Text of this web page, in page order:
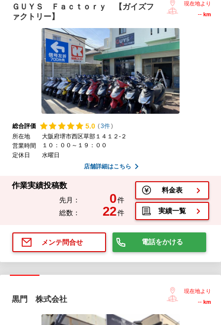
ＧＵＹＳ Ｆａｃｔｏｒｙ 【ガイズフ
ァクトリー】
現在地より
-- km
総合評価 5.0 (3件)
所在地
大阪府堺市西区草部１４１２-２
営業時間
１０：００～１９：００
定休日
水曜日
店舗詳細はこちら
作業実績投稿数
先月： 0件
総数：
22件
料金表
実績一覧
メンテ問合せ 電話をかける
黒門 株式会社
現在地より
-- km